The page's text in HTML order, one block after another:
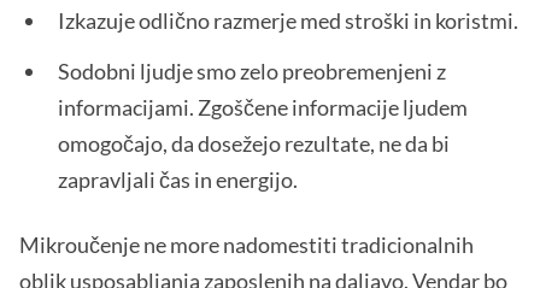
Izkazuje odlično razmerje med stroški in koristmi.
Sodobni ljudje smo zelo preobremenjeni z
informacijami. Zgoščene informacije ljudem
omogočajo, da dosežejo rezultate, ne da bi
zapravljali čas in energijo.
Mikroučenje ne more nadomestiti tradicionalnih
oblik usposabljanja zaposlenih na daljavo. Vendar bo